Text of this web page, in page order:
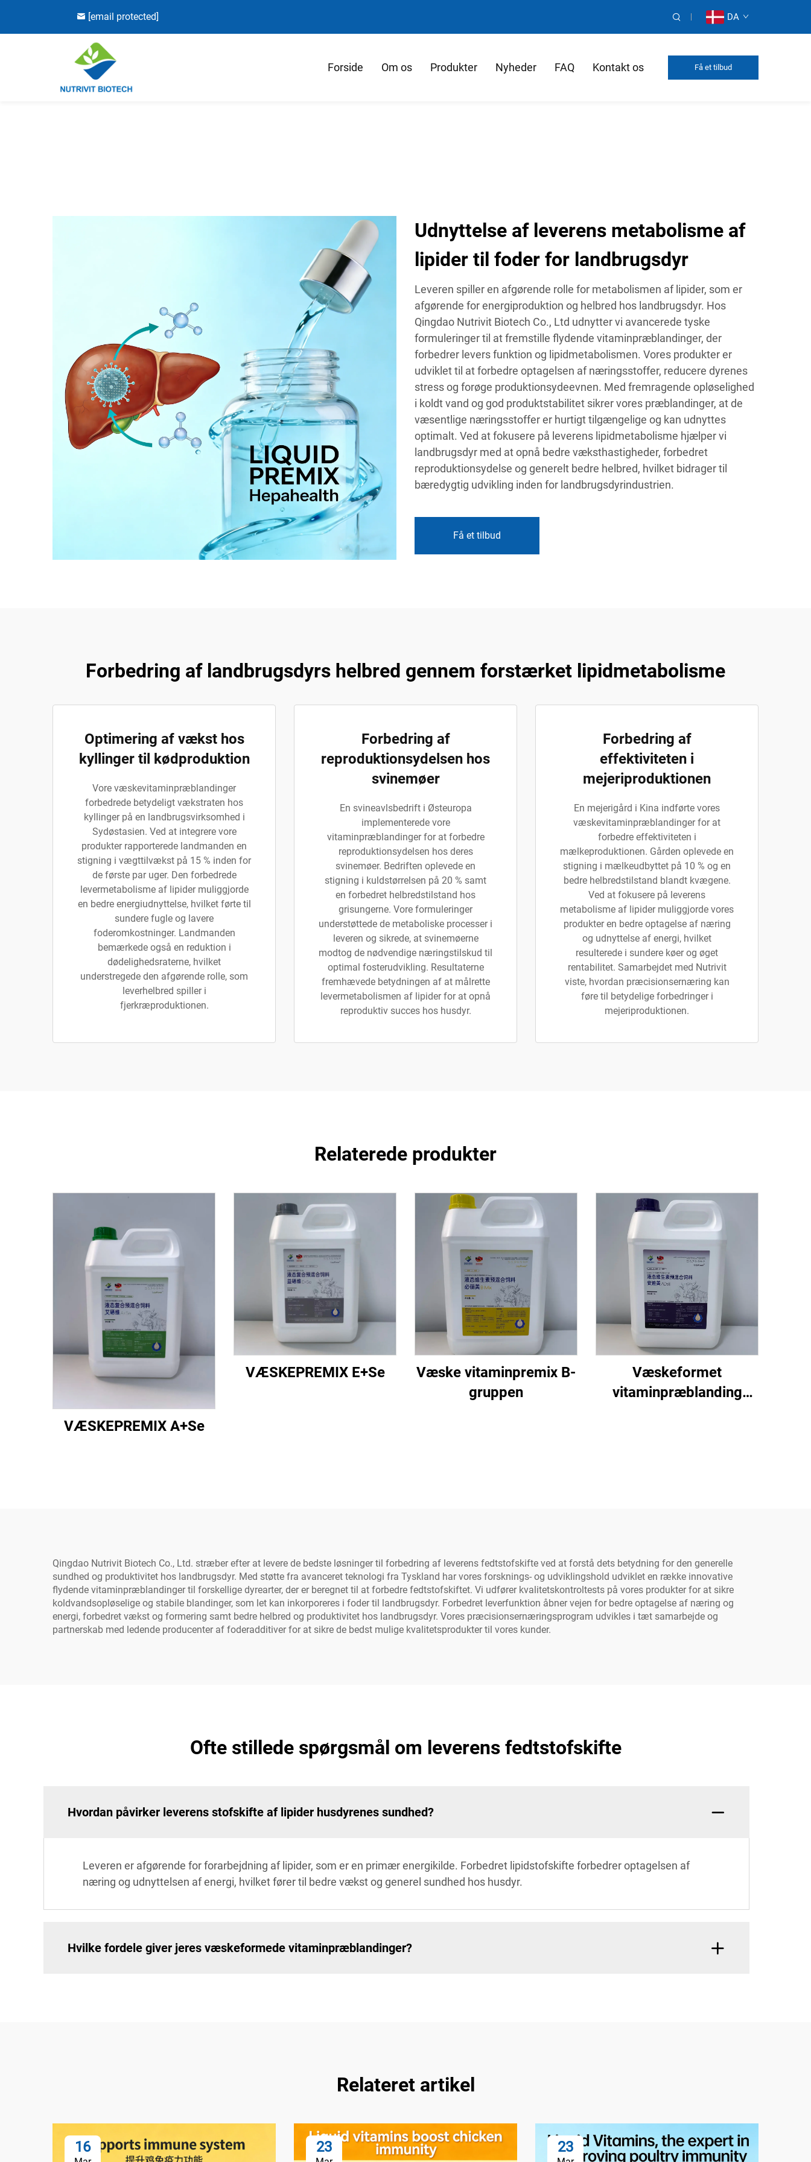
[email protected] DA
Forside Om os Produkter Nyheder FAQ Kontakt os Få et tilbud
Udnyttelse af leverens metabolisme af
lipider til foder for landbrugsdyr
Leveren spiller en afgørende rolle for metabolismen af lipider, som er
afgørende for energiproduktion og helbred hos landbrugsdyr. Hos
Qingdao Nutrivit Biotech Co., Ltd udnytter vi avancerede tyske
formuleringer til at fremstille flydende vitaminpræblandinger, der
forbedrer levers funktion og lipidmetabolismen. Vores produkter er
udviklet til at forbedre optagelsen af næringsstoffer, reducere dyrenes
stress og forøge produktionsydeevnen. Med fremragende opløselighed
i koldt vand og god produktstabilitet sikrer vores præblandinger, at de
væsentlige næringsstoffer er hurtigt tilgængelige og kan udnyttes
optimalt. Ved at fokusere på leverens lipidmetabolisme hjælper vi
landbrugsdyr med at opnå bedre væksthastigheder, forbedret
reproduktionsydelse og generelt bedre helbred, hvilket bidrager til
bæredygtig udvikling inden for landbrugsdyrindustrien.
Få et tilbud
Forbedring af landbrugsdyrs helbred gennem forstærket lipidmetabolisme
Optimering af vækst hos
kyllinger til kødproduktion
Vore væskevitaminpræblandinger
forbedrede betydeligt vækstraten hos
kyllinger på en landbrugsvirksomhed i
Sydøstasien. Ved at integrere vore
produkter rapporterede landmanden en
stigning i vægttilvækst på 15 % inden for
de første par uger. Den forbedrede
levermetabolisme af lipider muliggjorde
en bedre energiudnyttelse, hvilket førte til
sundere fugle og lavere
foderomkostninger. Landmanden
bemærkede også en reduktion i
dødelighedsraterne, hvilket
understregede den afgørende rolle, som
leverhelbred spiller i
fjerkræproduktionen.
Forbedring af
reproduktionsydelsen hos
svinemøer
En svineavlsbedrift i Østeuropa
implementerede vore
vitaminpræblandinger for at forbedre
reproduktionsydelsen hos deres
svinemøer. Bedriften oplevede en
stigning i kuldstørrelsen på 20 % samt
en forbedret helbredstilstand hos
grisungerne. Vore formuleringer
understøttede de metaboliske processer i
leveren og sikrede, at svinemøerne
modtog de nødvendige næringstilskud til
optimal fosterudvikling. Resultaterne
fremhævede betydningen af at målrette
levermetabolismen af lipider for at opnå
reproduktiv succes hos husdyr.
Forbedring af
effektiviteten i
mejeriproduktionen
En mejerigård i Kina indførte vores
væskevitaminpræblandinger for at
forbedre effektiviteten i
mælkeproduktionen. Gården oplevede en
stigning i mælkeudbyttet på 10 % og en
bedre helbredstilstand blandt kvægene.
Ved at fokusere på leverens
metabolisme af lipider muliggjorde vores
produkter en bedre optagelse af næring
og udnyttelse af energi, hvilket
resulterede i sundere køer og øget
rentabilitet. Samarbejdet med Nutrivit
viste, hvordan præcisionsernæring kan
føre til betydelige forbedringer i
mejeriproduktionen.
Relaterede produkter
VÆSKEPREMIX A+Se
VÆSKEPREMIX E+Se
Væske vitaminpremix B-
gruppen
Væskeformet
vitaminpræblanding
Qingdao Nutrivit Biotech Co., Ltd. stræber efter at levere de bedste løsninger til forbedring af leverens fedtstofskifte ved at forstå dets betydning for den generelle
sundhed og produktivitet hos landbrugsdyr. Med støtte fra avanceret teknologi fra Tyskland har vores forsknings- og udviklingshold udviklet en række innovative
flydende vitaminpræblandinger til forskellige dyrearter, der er beregnet til at forbedre fedtstofskiftet. Vi udfører kvalitetskontroltests på vores produkter for at sikre
koldvandsopløselige og stabile blandinger, som let kan inkorporeres i foder til landbrugsdyr. Forbedret leverfunktion åbner vejen for bedre optagelse af næring og
energi, forbedret vækst og formering samt bedre helbred og produktivitet hos landbrugsdyr. Vores præcisionsernæringsprogram udvikles i tæt samarbejde og
partnerskab med ledende producenter af foderadditiver for at sikre de bedst mulige kvalitetsprodukter til vores kunder.
Ofte stillede spørgsmål om leverens fedtstofskifte
Hvordan påvirker leverens stofskifte af lipider husdyrenes sundhed?
Leveren er afgørende for forarbejdning af lipider, som er en primær energikilde. Forbedret lipidstofskifte forbedrer optagelsen af
næring og udnyttelsen af energi, hvilket fører til bedre vækst og generel sundhed hos husdyr.
Hvilke fordele giver jeres væskeformede vitaminpræblandinger?
Relateret artikel
16 23 23